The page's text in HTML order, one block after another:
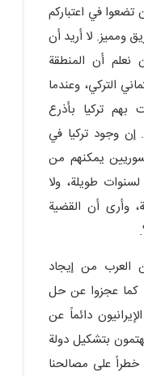
تضعوا في اعتباركم
ومميز. لا أريد أن
نعلم أن المنطقة
التركي، وعندما
تركيا بأذرع
إن وجود تركيا في
يمكنهم من
لسنوات طويلة، ولا
وأرى أن القضية
العرب من إيجاد
كما عجزوا عن حل
دائماً عن
بتشكيل دولة
على مصالحنا